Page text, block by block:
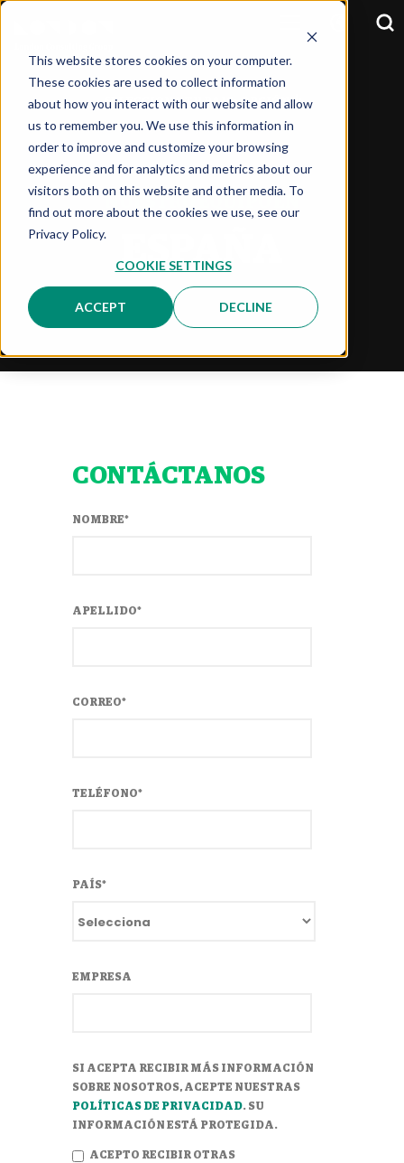
This website stores cookies on your computer.
These cookies are used to collect information
about how you interact with our website and allow
us to remember you. We use this information in
order to improve and customize your browsing
experience and for analytics and metrics about our
visitors both on this website and other media. To
find out more about the cookies we use, see our
Privacy Policy.
COOKIE SETTINGS
ACCEPT DECLINE
SELECCIONA TU PAIS:OPCIÓN
ESPAÑA
CONTÁCTANOS
NOMBRE*
APELLIDO*
CORREO*
TELÉFONO*
PAÍS*
EMPRESA
SI ACEPTA RECIBIR MÁS INFORMACIÓN
SOBRE NOSOTROS, ACEPTE NUESTRAS
POLÍTICAS DE PRIVACIDAD. SU
INFORMACIÓN ESTÁ PROTEGIDA.
ACEPTO RECIBIR OTRAS